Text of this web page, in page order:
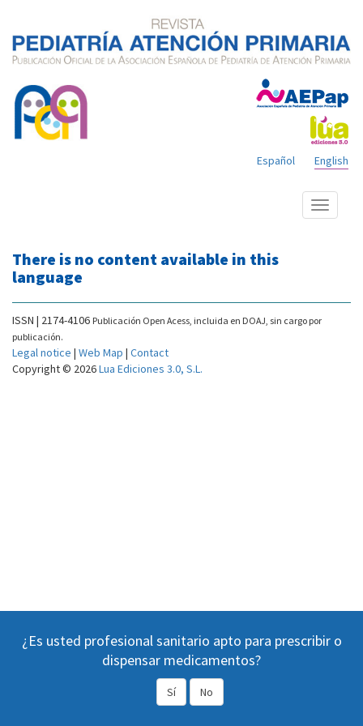
English
Español
Show
menu
There is no content available in this
language
¿Es usted profesional sanitario apto para prescribir o
dispensar medicamentos?
Sí No
ISSN | 2174-4106 Publicación Open Acess, incluida en DOAJ, sin cargo por
publicación.
Legal notice | Web Map | Contact
Copyright © 2026Lua Ediciones 3.0, S.L.